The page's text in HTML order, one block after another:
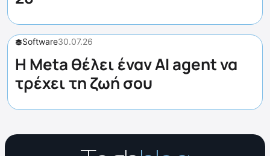
Software30.07.26
Η Meta θέλει έναν AI agent να
τρέχει τη ζωή σου